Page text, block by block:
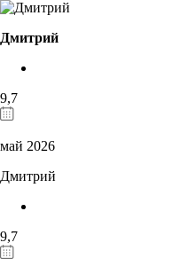
Дмитрий
9,7
май 2026
Дмитрий
9,7